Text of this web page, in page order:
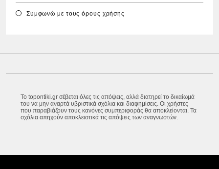
Συμφωνώ με τουςόρους χρήσης
Το topontiki.gr σέβεται όλες τις απόψεις, αλλά διατηρεί το δικαίωμά
του να μην αναρτά υβριστικά σχόλια και διαφημίσεις. Οι χρήστες
που παραβιάζουν τους κανόνες συμπεριφοράς θα αποκλείονται. Τα
σχόλια απηχούν αποκλειστικά τις απόψεις των αναγνωστών.